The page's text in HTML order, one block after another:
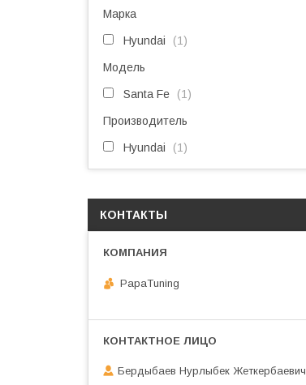
Марка
Hyundai 1
Модель
Santa Fe 1
Производитель
Hyundai 1
КОНТАКТЫ
PapaTuning
Бердыбаев Нурлыбек Жеткербаевич